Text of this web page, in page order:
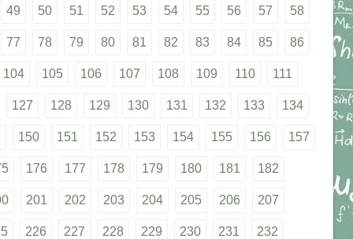
49 50 51 52 53 54 55 56 57 58
77 78 79 80 81 82 83 84 85 86
104 105 106 107 108 109 110 111
127 128 129 130 131 132 133 134
150 151 152 153 154 155 156 157
176 177 178 179 180 181 182
201 202 203 204 205 206 207
226 227 228 229 230 231 232